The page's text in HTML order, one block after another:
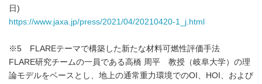
日)
https://www.jaxa.jp/press/2021/04/20210420-1_j.html
※5 FLAREテーマで構築した新たな材料可燃性評価手法
FLARE研究チームの一員である高橋 周平 教授（岐阜大学）の理
論モデルをベースとし、地上の通常重力環境でのOI、HOI、および